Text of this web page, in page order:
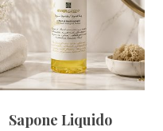
Sapone Liquido